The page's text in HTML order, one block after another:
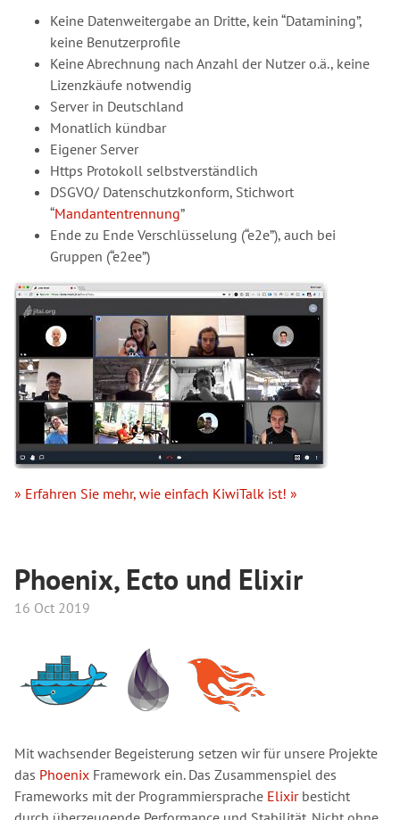
Keine Datenweitergabe an Dritte, kein “Datamining”,
keine Benutzerprofile
Keine Abrechnung nach Anzahl der Nutzer o.ä., keine
Lizenzkäufe notwendig
Server in Deutschland
Monatlich kündbar
Eigener Server
Https Protokoll selbstverständlich
DSGVO/ Datenschutzkonform, Stichwort
“Mandantentrennung”
Ende zu Ende Verschlüsselung (“e2e”), auch bei
Gruppen (“e2ee”)
» Erfahren Sie mehr, wie einfach KiwiTalk ist! »
Phoenix, Ecto und Elixir
16 Oct 2019
Mit wachsender Begeisterung setzen wir für unsere Projekte
das Phoenix Framework ein. Das Zusammenspiel des
Frameworks mit der Programmiersprache Elixirbesticht